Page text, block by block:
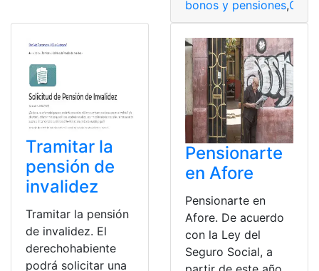
bonos y pensiones,Caja
Tramitar la
pensión de
invalidez
Tramitar la pensión
de invalidez. El
derechohabiente
podrá solicitar una
Pensionarte
en Afore
Pensionarte en
Afore. De acuerdo
con la Ley del
Seguro Social, a